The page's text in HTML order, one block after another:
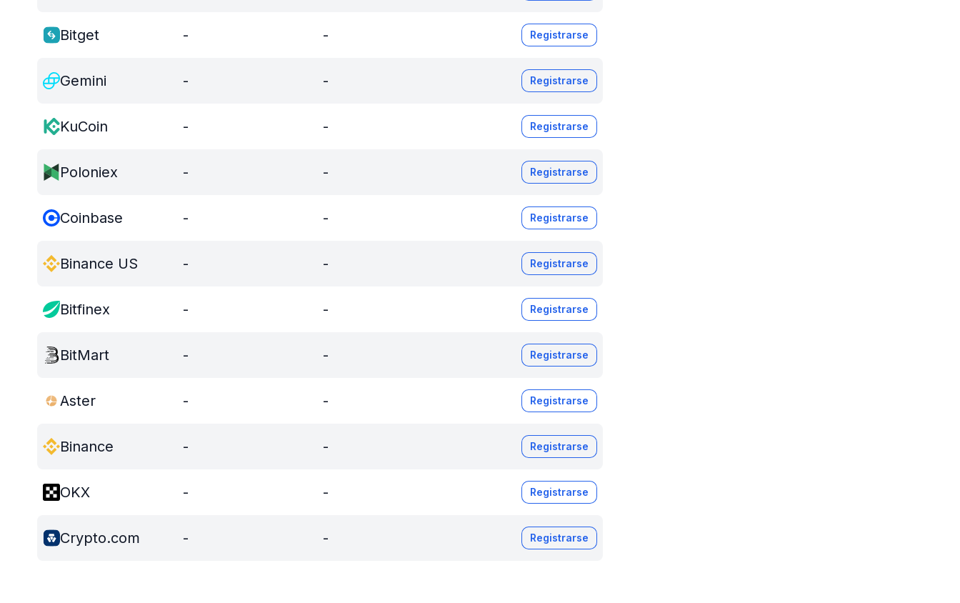
Bitget - - Registrarse
Gemini - - Registrarse
KuCoin - - Registrarse
Poloniex - - Registrarse
Coinbase - - Registrarse
Binance US - - Registrarse
Bitfinex - - Registrarse
BitMart - - Registrarse
Aster - - Registrarse
Binance - - Registrarse
OKX - - Registrarse
Crypto.com - - Registrarse